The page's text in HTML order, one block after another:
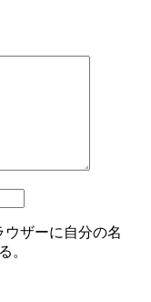
ザーに自分の名
。